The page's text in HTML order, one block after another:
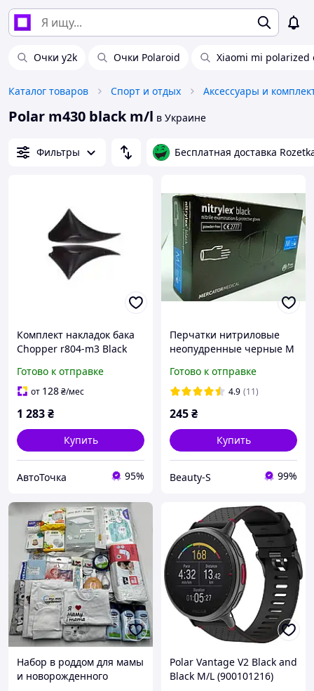
Очки y2k Очки Polaroid Xiaomi mi polarized
Каталог товаров Спорт и отдых
Polar m430 black m/l в Украине
Фильтры Бесплатная доставка
Комплект накладок бака
Chopper r804-m3 Black
размер L прочный
стильный дизайн 2
Готово к отправке
от 128₴/мес
1 283₴
Купить
АвтоТочка 95%
Перчатки нитриловые
неопудренные черные M
Готово к отправке
4.9 (11)
245₴
Купить
Beauty-S 99%
Набор в роддом для мамы
и новорожденного
Polar Vantage V2 Black and
Black M/L (900101216)